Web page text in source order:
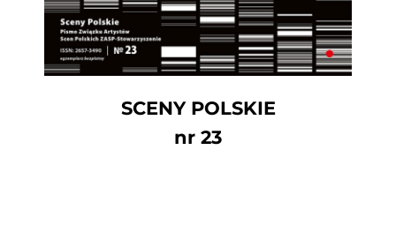
SCENY POLSKIE
nr 23